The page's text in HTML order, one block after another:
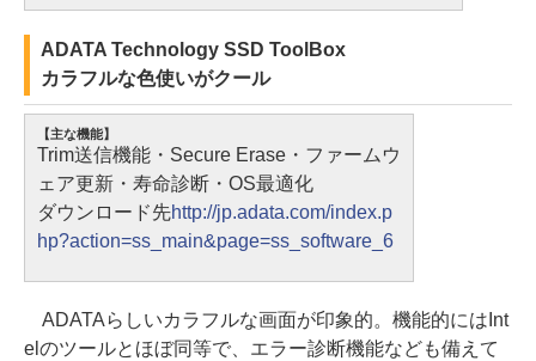
ADATA Technology SSD ToolBox
カラフルな色使いがクール
【主な機能】
Trim送信機能・Secure Erase・ファームウ
ェア更新・寿命診断・OS最適化
ダウンロード先http://jp.adata.com/index.p
hp?action=ss_main&page=ss_software_6
ADATAらしいカラフルな画面が印象的。機能的にはInt
elのツールとほぼ同等で、エラー診断機能なども備えて